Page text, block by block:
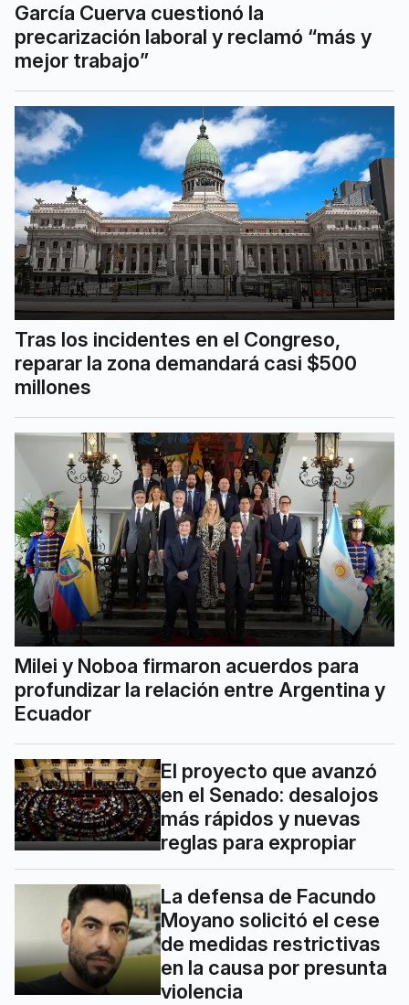
García Cuerva cuestionó la
precarización laboral y reclamó “más y
mejor trabajo”
Tras los incidentes en el Congreso,
reparar la zona demandará casi $500
millones
Milei y Noboa firmaron acuerdos para
profundizar la relación entre Argentina y
Ecuador
El proyecto que avanzó
en el Senado: desalojos
más rápidos y nuevas
reglas para expropiar
La defensa de Facundo
Moyano solicitó el cese
de medidas restrictivas
en la causa por presunta
violencia